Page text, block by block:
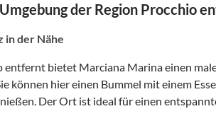
der Region Procchio
in der Nähe
bietet Marciana Marina einen
können hier einen Bummel mit einem
Der Ort ist ideal für einen